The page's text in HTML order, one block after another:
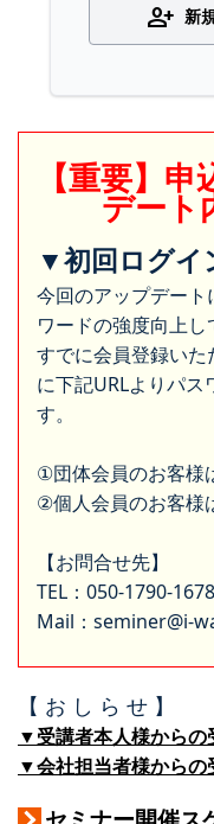
person_add 新
【重要】
デート
▼初回ログイ
今回のアップデー
ワードの強度向上し
すでに会員登録い
に下記URLよりパス
す。
①団体会員のお客様
②個人会員のお客様
【お問合せ先】
TEL：050-1790-1678
Mail：seminer@i-
【 お し ら せ 】
▼受講者本人様からの
▼会社担当者様からの